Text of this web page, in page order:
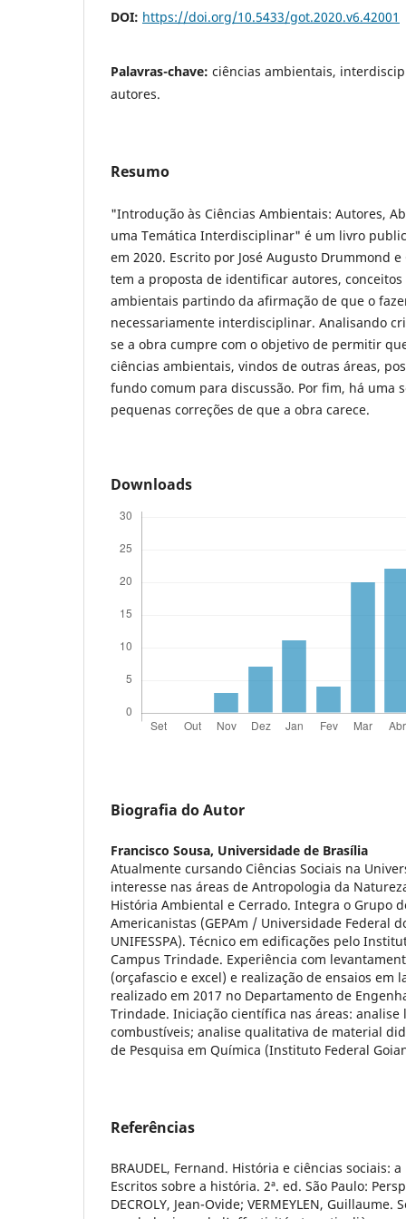
DOI: https://doi.org/10.5433/got.2020.v6.42001
Palavras-chave: ciências ambientais,
autores.
Resumo
"Introdução às Ciências Ambientais: Autores,
uma Temática Interdisciplinar" é um livro
em 2020. Escrito por José Augusto Drummond
tem a proposta de identificar autores, conceitos
ambientais partindo da afirmação de que o
necessariamente interdisciplinar. Analisando
se a obra cumpre com o objetivo de permitir
ciências ambientais, vindos de outras áreas,
fundo comum para discussão. Por fim, há uma
pequenas correções de que a obra carece.
Downloads
Biografia do Autor
Francisco Sousa, Universidade de Brasília
Atualmente cursando Ciências Sociais na
interesse nas áreas de Antropologia da
História Ambiental e Cerrado. Integra o Grupo
Americanistas (GEPAm / Universidade Federal
UNIFESSPA). Técnico em edificações pelo
Campus Trindade. Experiência com
(orçafascio e excel) e realização de ensaios em
realizado em 2017 no Departamento de
Trindade. Iniciação científica nas áreas:
combustíveis; analise qualitativa de material
de Pesquisa em Química (Instituto Federal
Referências
BRAUDEL, Fernand. História e ciências sociais:
Escritos sobre a história. 2ª. ed. São Paulo:
DECROLY, Jean-Ovide; VERMEYLEN, Guillaume.